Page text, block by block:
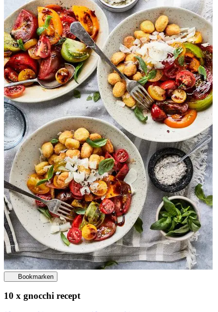
Bookmarken
10 x gnocchi recept